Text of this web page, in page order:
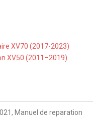
XV70 (2017-2023)
XV50 (2011–2019)
Manuel de reparation